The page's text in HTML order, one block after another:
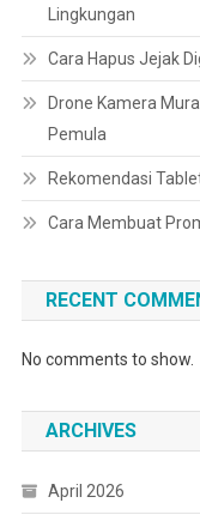
Lingkungan
Cara Hapus Jejak
Drone Kamera
Pemula
Rekomendasi
Cara Membuat
RECENT
No comments to show.
ARCHIVES
April 2026